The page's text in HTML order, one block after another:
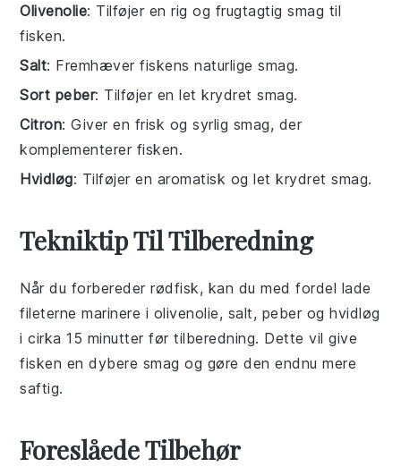
Olivenolie: Tilføjer en rig og frugtagtig smag til
fisken.
Salt: Fremhæver fiskens naturlige smag.
Sort peber: Tilføjer en let krydret smag.
Citron: Giver en frisk og syrlig smag, der
komplementerer fisken.
Hvidløg: Tilføjer en aromatisk og let krydret smag.
Tekniktip Til Tilberedning
Når du forberederrødfisk, kan du med fordel lade
fileterne marinere i olivenolie, salt, peber oghvidløg
i cirka 15 minutter før tilberedning. Dette vil give
fisken en dybere smag og gøre den endnu mere
saftig.
Foreslåede Tilbehør